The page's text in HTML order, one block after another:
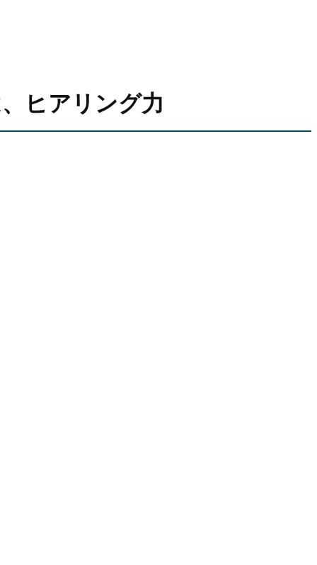
ヒアリング力